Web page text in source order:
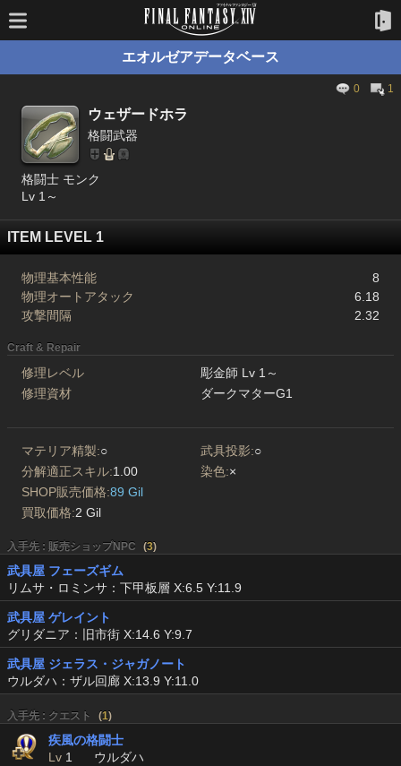
エオルゼアデータベース
0 1
ウェザードホラ
格闘武器
格闘士 モンク
Lv 1～
ITEM LEVEL 1
物理基本性能
8
物理オートアタック
6.18
攻撃間隔
2.32
Craft & Repair
修理レベル
彫金師 Lv 1～
修理資材
ダークマターG1
マテリア精製:○ 武具投影:○
分解適正スキル:1.00 染色:×
SHOP販売価格:89 Gil
買取価格:2 Gil
入手先 : 販売ショップNPC (3)
武具屋 フェーズギム
リムサ・ロミンサ：下甲板層 X:6.5 Y:11.9
武具屋 ゲレイント
グリダニア：旧市街 X:14.6 Y:9.7
武具屋 ジェラス・ジャガノート
ウルダハ：ザル回廊 X:13.9 Y:11.0
入手先 : クエスト (1)
疾風の格闘士
Lv 1 ウルダハ